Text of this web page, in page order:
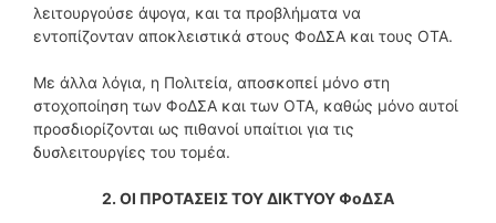
λειτουργούσε άψογα, και τα προβλήματα να
εντοπίζονταν αποκλειστικά στους ΦοΔΣΑ και τους ΟΤΑ.
Με άλλα λόγια, η Πολιτεία, αποσκοπεί μόνο στη
στοχοποίηση των ΦοΔΣΑ και των ΟΤΑ, καθώς μόνο αυτοί
προσδιορίζονται ως πιθανοί υπαίτιοι για τις
δυσλειτουργίες του τομέα.
2. ΟΙ ΠΡΟΤΑΣΕΙΣ ΤΟΥ ΔΙΚΤΥΟΥ ΦοΔΣΑ